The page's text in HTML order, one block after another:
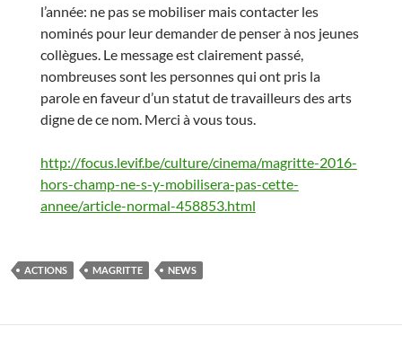
l’année: ne pas se mobiliser mais contacter les
nominés pour leur demander de penser à nos jeunes
collègues. Le message est clairement passé,
nombreuses sont les personnes qui ont pris la
parole en faveur d’un statut de travailleurs des arts
digne de ce nom. Merci à vous tous.
http://focus.levif.be/culture/cinema/magritte-2016-
hors-champ-ne-s-y-mobilisera-pas-cette-
annee/article-normal-458853.html
ACTIONS MAGRITTE NEWS